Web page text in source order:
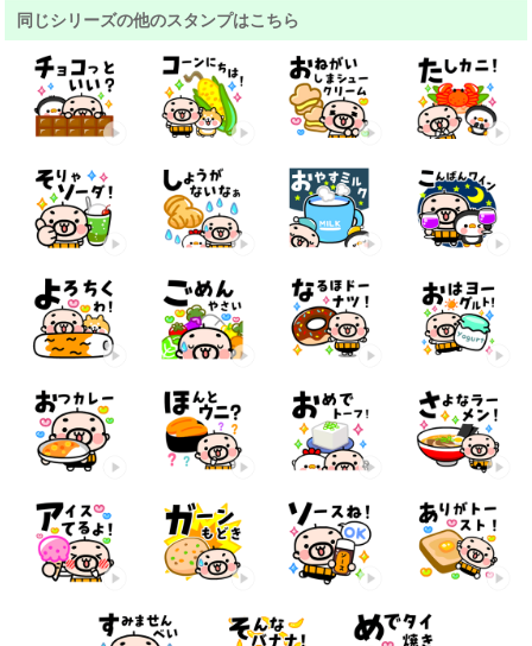
同じシリーズの他のスタンプはこちら